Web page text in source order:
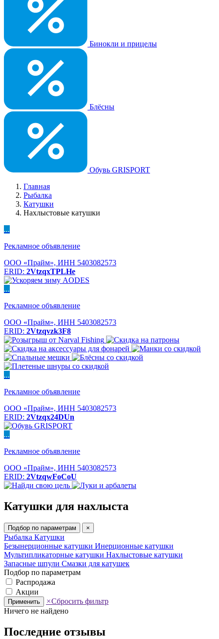
Бинокли и прицелы
Блёсны
Обувь GRISPORT
Главная
Рыбалка
Катушки
Нахлыстовые катушки
...
Рекламное объявление
ООО «Прайм», ИНН 5403082573
ERID: 2VtzqxTPLHe
...
Рекламное объявление
ООО «Прайм», ИНН 5403082573
ERID: 2Vtzqvzk3F8
...
Рекламное объявление
ООО «Прайм», ИНН 5403082573
ERID: 2Vtzqx24DUn
...
Рекламное объявление
ООО «Прайм», ИНН 5403082573
ERID: 2VtzqwFoCoU
Катушки для нахлыста
Подбор по параметрам ×
Рыбалка Катушки
Безынерционные катушки Инерционные катушки
Мультипликаторные катушки Нахлыстовые катушки
Запасные шпули Смазки для катушек
Подбор по параметрам
Распродажа
Акции
Применить ×Сбросить фильтр
Ничего не найдено
Последние отзывы